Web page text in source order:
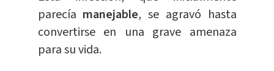
parecía manejable, se agravó hasta
convertirse en una grave amenaza
para su vida.